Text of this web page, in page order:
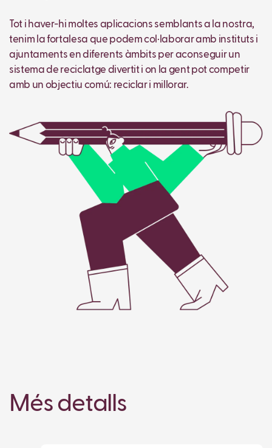
Tot i haver-hi moltes aplicacions semblants a la nostra,
tenim la fortalesa que podem col·laborar amb instituts i
ajuntaments en diferents àmbits per aconseguir un
sistema de reciclatge divertit i on la gent pot competir
amb un objectiu comú: reciclar i millorar.
Més detalls